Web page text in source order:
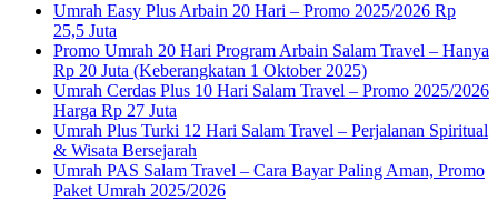
Umrah Easy Plus Arbain 20 Hari – Promo 2025/2026 Rp
25,5 Juta
Promo Umrah 20 Hari Program Arbain Salam Travel – Hanya
Rp 20 Juta (Keberangkatan 1 Oktober 2025)
Umrah Cerdas Plus 10 Hari Salam Travel – Promo 2025/2026
Harga Rp 27 Juta
Umrah Plus Turki 12 Hari Salam Travel – Perjalanan Spiritual
& Wisata Bersejarah
Umrah PAS Salam Travel – Cara Bayar Paling Aman, Promo
Paket Umrah 2025/2026